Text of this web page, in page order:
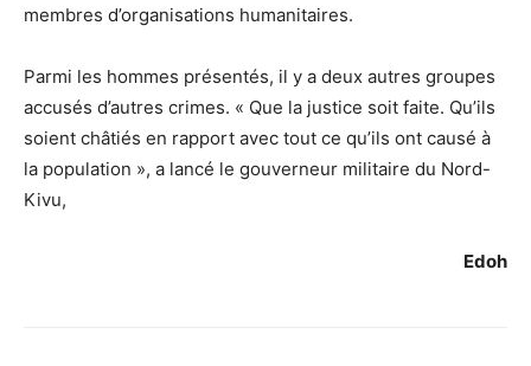
membres d’organisations humanitaires.
Parmi les hommes présentés, il y a deux autres groupes
accusés d’autres crimes. « Que la justice soit faite. Qu’ils
soient châtiés en rapport avec tout ce qu’ils ont causé à
la population », a lancé le gouverneur militaire du Nord-
Kivu,
Edoh